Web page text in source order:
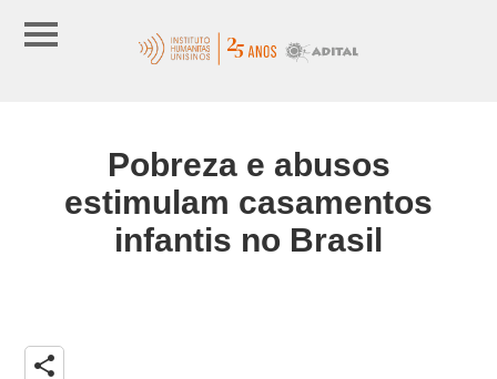
Pobreza e abusos
estimulam casamentos
infantis no Brasil
share